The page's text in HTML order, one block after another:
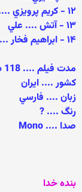
۱۲ - كريم پرويزي ....
۱۳ - آتش .... علي
۱۴ - ابراهيم فخار ....
مدت فيلم .... 118 دقيقه
كشور .... ايران
زبان .... فارسي
رنگ .... ?
صدا .... Mono
بنده خدا